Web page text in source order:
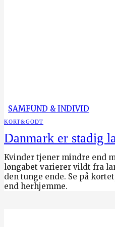
SAMFUND & INDIVID
KORT&GODT
Danmark er stadig
Kvinder tjener mindre end
løngabet varierer vildt fra
den tunge ende. Se på
end herhjemme.